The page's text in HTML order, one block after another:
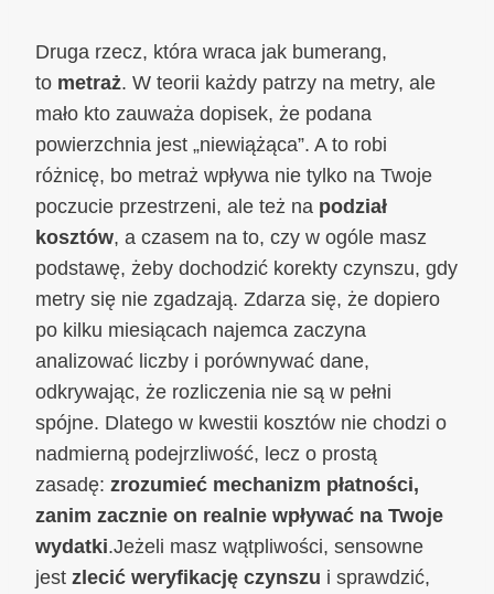
Druga rzecz, która wraca jak bumerang,
to metraż. W teorii każdy patrzy na metry, ale
mało kto zauważa dopisek, że podana
powierzchnia jest „niewiążąca”. A to robi
różnicę, bo metraż wpływa nie tylko na Twoje
poczucie przestrzeni, ale też na podział
kosztów, a czasem na to, czy w ogóle masz
podstawę, żeby dochodzić korekty czynszu, gdy
metry się nie zgadzają. Zdarza się, że dopiero
po kilku miesiącach najemca zaczyna
analizować liczby i porównywać dane,
odkrywając, że rozliczenia nie są w pełni
spójne. Dlatego w kwestii kosztów nie chodzi o
nadmierną podejrzliwość, lecz o prostą
zasadę: zrozumieć mechanizm płatności,
zanim zacznie on realnie wpływać na Twoje
wydatki.Jeżeli masz wątpliwości, sensowne
jest zlecić weryfikację czynszu i sprawdzić,